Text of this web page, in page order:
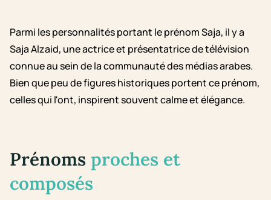
Parmi les personnalités portant le prénom Saja, il y a
Saja Alzaid, une actrice et présentatrice de télévision
connue au sein de la communauté des médias arabes.
Bien que peu de figures historiques portent ce prénom,
celles qui l'ont, inspirent souvent calme et élégance.
Prénoms proches et
composés